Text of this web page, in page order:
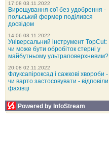
17:08 03.11.2022
Вирощування сої без удобрення -
польський фермер поділився
досвідом
14:06 03.11.2022
Універсальний інструмент TopCut:
чи може бути обробіток стерні у
майбутньому ультраповерхневим?
20:08 02.11.2022
Флуксапіроксад і сажкові хвороби -
чи варто застосовувати - відповіли
фахівці
Powered by InfoStream